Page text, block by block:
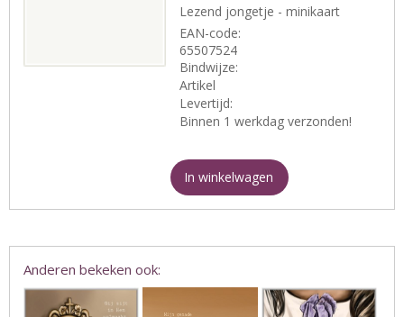
Lezend jongetje - minikaart
EAN-code:
65507524
Bindwijze:
Artikel
Levertijd:
Binnen 1 werkdag verzonden!
In winkelwagen
Anderen bekeken ook: